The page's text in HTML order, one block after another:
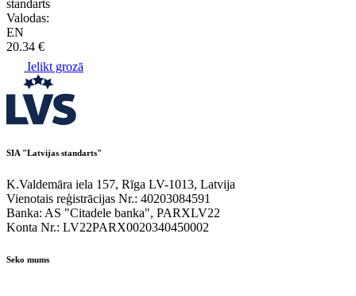
standarts
Valodas:
EN
20.34 €
Ielikt grozā
SIA "Latvijas standarts"
K.Valdemāra iela 157, Rīga LV-1013, Latvija
Vienotais reģistrācijas Nr.: 40203084591
Banka: AS "Citadele banka", PARXLV22
Konta Nr.: LV22PARX0020340450002
Seko mums